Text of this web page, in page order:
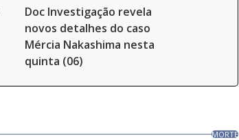
Doc Investigação revela
novos detalhes do caso
Mércia Nakashima nesta
quinta (06)
MORTE